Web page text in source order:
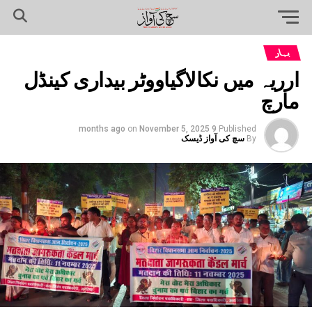
بہار
ارریہ میں نکالاگیاووٹر بیداری کینڈل
مارچ
Published
9 months ago
on November 5, 2025
By سچ کی آواز ڈیسک